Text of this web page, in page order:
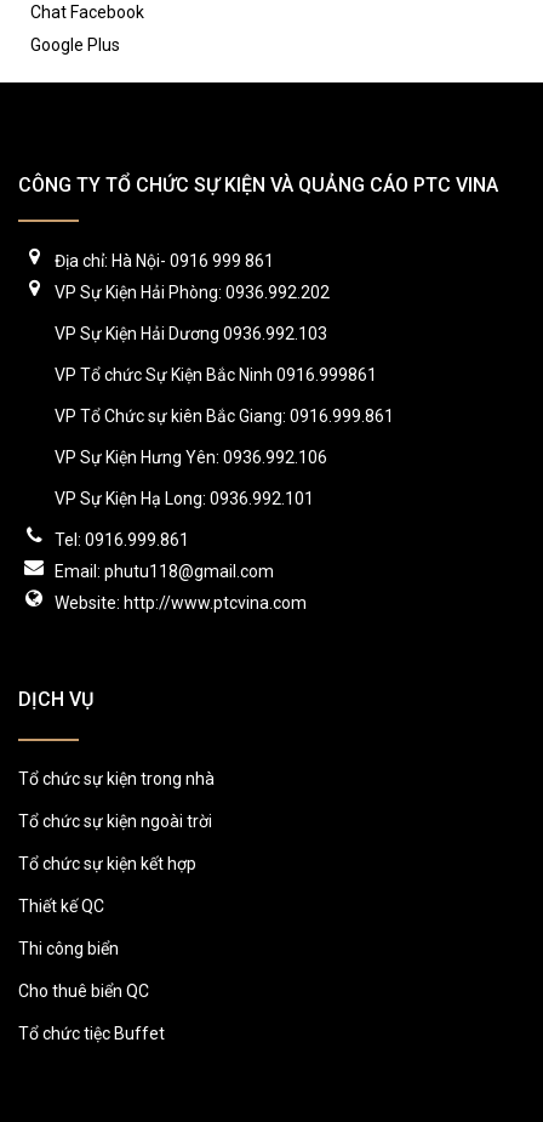
Chat Facebook
Google Plus
CÔNG TY TỔ CHỨC SỰ KIỆN VÀ QUẢNG CÁO PTC VINA
Địa chỉ: Hà Nội- 0916 999 861
VP Sự Kiện Hải Phòng: 0936.992.202
VP Sự Kiện Hải Dương 0936.992.103
VP Tổ chức Sự Kiện Bắc Ninh 0916.999861
VP Tổ Chức sự kiên Bắc Giang: 0916.999.861
VP Sự Kiện Hưng Yên: 0936.992.106
VP Sự Kiện Hạ Long: 0936.992.101
Tel: 0916.999.861
Email: phutu118@gmail.com
Website: http://www.ptcvina.com
DỊCH VỤ
Tổ chức sự kiện trong nhà
Tổ chức sự kiện ngoài trời
Tổ chức sự kiện kết hợp
Thiết kế QC
Thi công biển
Cho thuê biển QC
Tổ chức tiệc Buffet